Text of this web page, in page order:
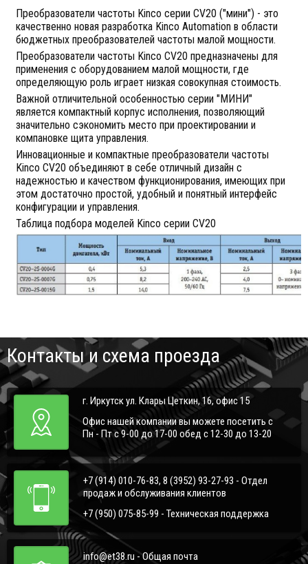
Преобразователи частоты Kinco серии CV20 ("мини") - это
качественно новая разработка Kinco Automation в области
бюджетных преобразователей частоты малой мощности.
Преобразователи частоты Kinco СV20 предназначены для
применения с оборудованием малой мощности, где
определяющую роль играет низкая совокупная стоимость.
Важной отличительной особенностью серии "МИНИ"
является компактный корпус исполнения, позволяющий
значительно сэкономить место при проектировании и
компановке щита управления.
Инновационные и компактные преобразователи частоты
Kinco СV20 объединяют в себе отличный дизайн с
надежностью и качеством функционирования, имеющих при
этом достаточно простой, удобный и понятный интерфейс
конфигурации и управления.
Таблица подбора моделей Kinco серии CV20
Контакты и схема проезда
г. Иркутск ул. Клары Цеткин, 16, офис 15
Офис нашей компании вы можете посетить с
Пн - Пт с 9-00 до 17-00 обед с 12-30 до 13-20
+7 (914) 010-76-83, 8 (3952) 93-27-93 - Отдел
продаж и обслуживания клиентов
+7 (950) 075-85-99 - Техническая поддержка
info@et38.ru - Общая почта